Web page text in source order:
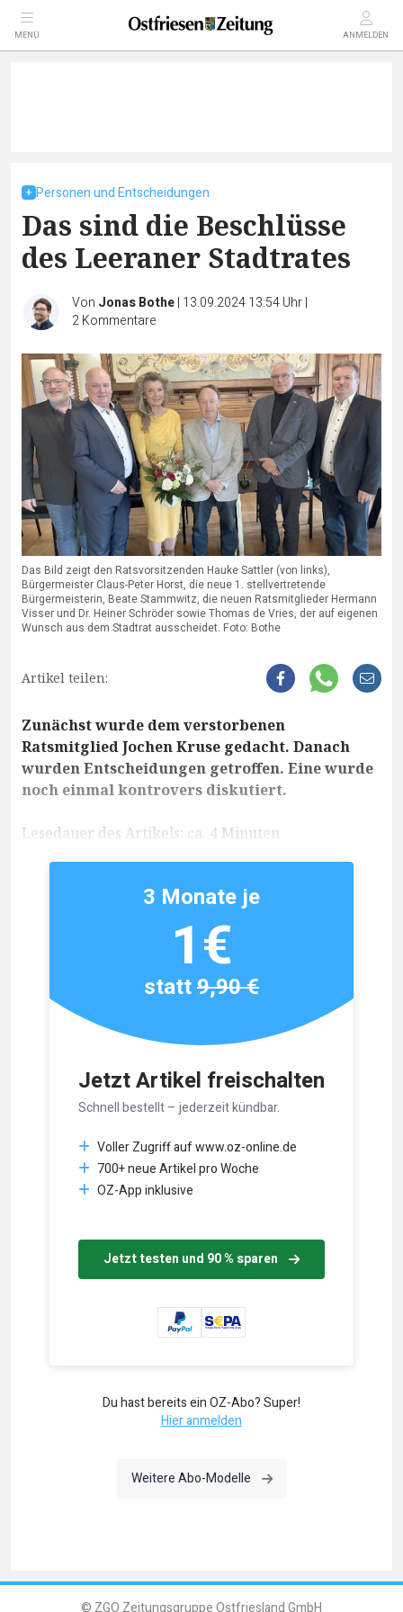
MENÜ ANMELDEN
Personen und Entscheidungen
Das sind die Beschlüsse
des Leeraner Stadtrates
Von Jonas Bothe| 13.09.2024 13:54 Uhr|
2Kommentare
Das Bild zeigt den Ratsvorsitzenden Hauke Sattler (von links),
Bürgermeister Claus-Peter Horst, die neue 1. stellvertretende
Bürgermeisterin, Beate Stammwitz, die neuen Ratsmitglieder Hermann
Visser und Dr. Heiner Schröder sowie Thomas de Vries, der auf eigenen
Wunsch aus dem Stadtrat ausscheidet. Foto: Bothe
Artikel teilen:
Zunächst wurde dem verstorbenen
Ratsmitglied Jochen Kruse gedacht. Danach
wurden Entscheidungen getroffen. Eine wurde
noch einmal kontrovers diskutiert.
Lesedauer des Artikels: ca. 4 Minuten
Jetzt Artikel freischalten
Schnell bestellt – jederzeit kündbar.
Voller Zugriff auf www.oz-online.de
700+ neue Artikel pro Woche
OZ-App inklusive
Jetzt testen und 90 % sparen
3 Monate je
1€
statt9,90 €
Du hast bereits ein OZ-Abo? Super!
Hier anmelden
Weitere Abo-Modelle
© ZGO Zeitungsgruppe Ostfriesland GmbH